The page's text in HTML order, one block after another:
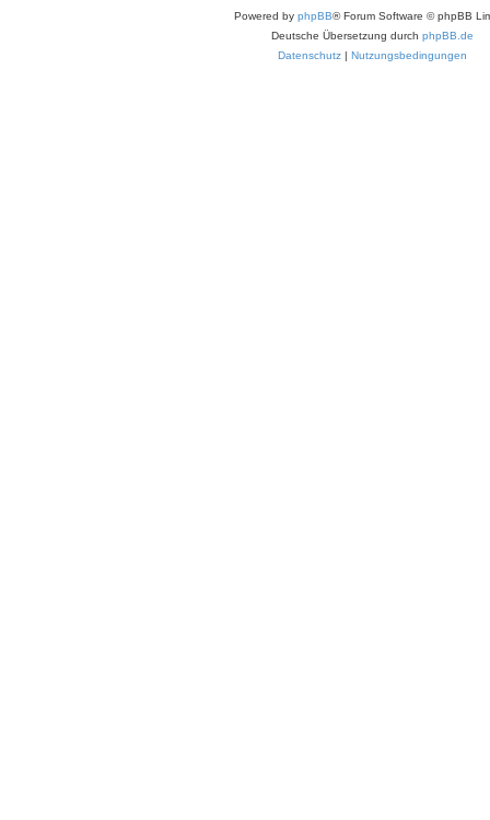
Powered by phpBB® Forum Software © phpBB
Deutsche Übersetzung durch phpBB.de
Datenschutz | Nutzungsbedingungen